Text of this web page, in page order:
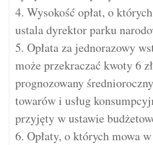
4. Wysokość opłat, o
ustala dyrektor parku
5. Opłata za jednorazowy
może przekraczać kwoty 6
prognozowany
towarów i usług
przyjęty w ustawie
6. Opłaty, o których mowa